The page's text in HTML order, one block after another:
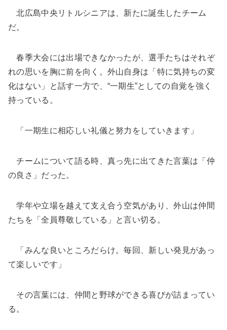
北広島中央リトルシニアは、新たに誕生したチーム
だ。
春季大会には出場できなかったが、選手たちはそれぞ
れの思いを胸に前を向く。外山自身は「特に気持ちの変
化はない」と話す一方で、“一期生”としての自覚を強く
持っている。
「一期生に相応しい礼儀と努力をしていきます」
チームについて語る時、真っ先に出てきた言葉は「仲
の良さ」だった。
学年や立場を越えて支え合う空気があり、外山は仲間
たちを「全員尊敬している」と言い切る。
「みんな良いところだらけ。毎回、新しい発見があっ
て楽しいです」
その言葉には、仲間と野球ができる喜びが詰まってい
る。